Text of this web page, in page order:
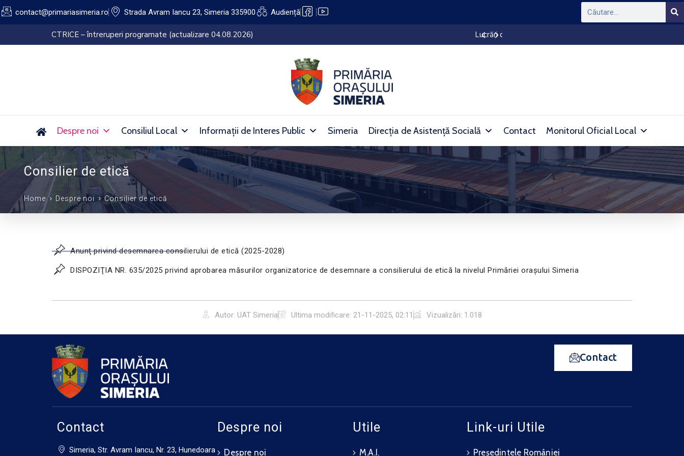
contact@primariasimeria.ro Strada Avram Iancu 23, Simeria 335900 Audiență
Lucrări de dezinsecție pe domeniul public al Orașului Simeria (27.07.2026 – 05.08.2026)
Despre noi Consiliul Local Informații de Interes Public Simeria Direcția de Asistență Socială Contact Monitorul Oficial Local
Consilier de etică
Home Despre noi Consilier de etică
Anunţ privind desemnarea consilierului de etică (2025-2028)
DISPOZIŢIA NR. 635/2025 privind aprobarea măsurilor organizatorice de desemnare a consilierului de etică la nivelul Primăriei oraşului Simeria
Autor: UAT Simeria Ultima modificare: 21-11-2025, 02:11 Vizualizări: 1.018
Contact
Contact
Simeria, Str. Avram Iancu, Nr. 23, Hunedoara
Despre noi
Despre noi
Utile
M.A.I.
Link-uri Utile
Președintele României